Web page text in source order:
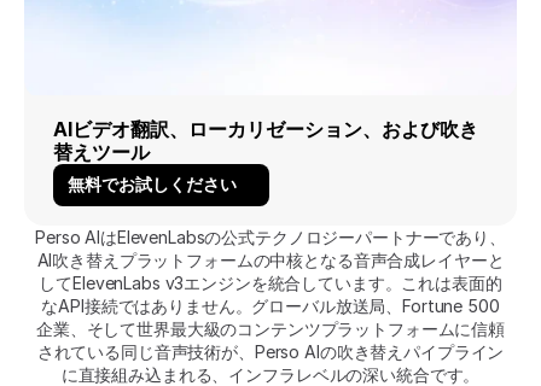
AIビデオ翻訳、ローカリゼーション、および吹き
替えツール
無料でお試しください
Perso AIはElevenLabsの公式テクノロジーパートナーであり、
AI吹き替えプラットフォームの中核となる音声合成レイヤーと
してElevenLabs v3エンジンを統合しています。これは表面的
なAPI接続ではありません。グローバル放送局、Fortune 500
企業、そして世界最大級のコンテンツプラットフォームに信頼
されている同じ音声技術が、Perso AIの吹き替えパイプライン
に直接組み込まれる、インフラレベルの深い統合です。